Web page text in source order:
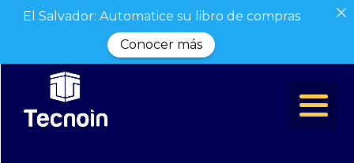
El Salvador: Automatice su libro de compras
Conocer más